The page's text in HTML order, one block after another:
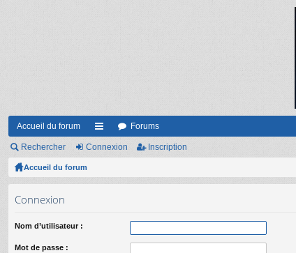
Accueil du forum
ac
Forums
Rechercher Connexion Inscription
Accueil du forum
Connexion
Nom d’utilisateur :
Mot de passe :